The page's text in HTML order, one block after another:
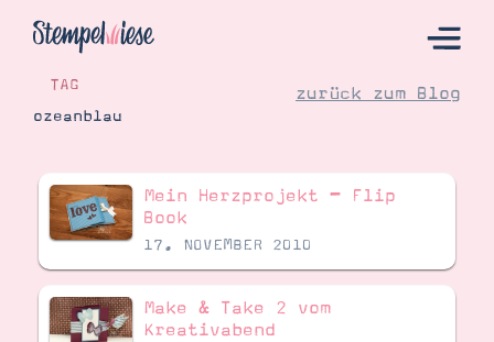
Hier Starten
Katalog
Bestellen
TAG
ozeanblau
zurück zum Blog
Mein Herzprojekt – Flip
Book
17. NOVEMBER 2010
Make & Take 2 vom
Kreativabend